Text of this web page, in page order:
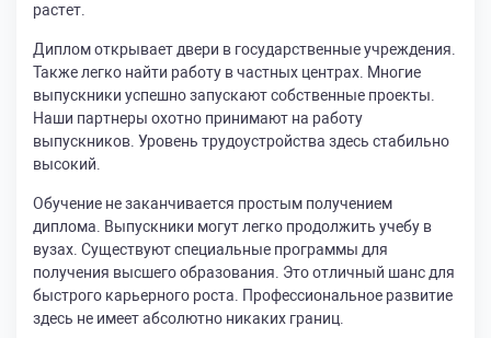
растет.
Диплом открывает двери в государственные учреждения.
Также легко найти работу в частных центрах. Многие
выпускники успешно запускают собственные проекты.
Наши партнеры охотно принимают на работу
выпускников. Уровень трудоустройства здесь стабильно
высокий.
Обучение не заканчивается простым получением
диплома. Выпускники могут легко продолжить учебу в
вузах. Существуют специальные программы для
получения высшего образования. Это отличный шанс для
быстрого карьерного роста. Профессиональное развитие
здесь не имеет абсолютно никаких границ.